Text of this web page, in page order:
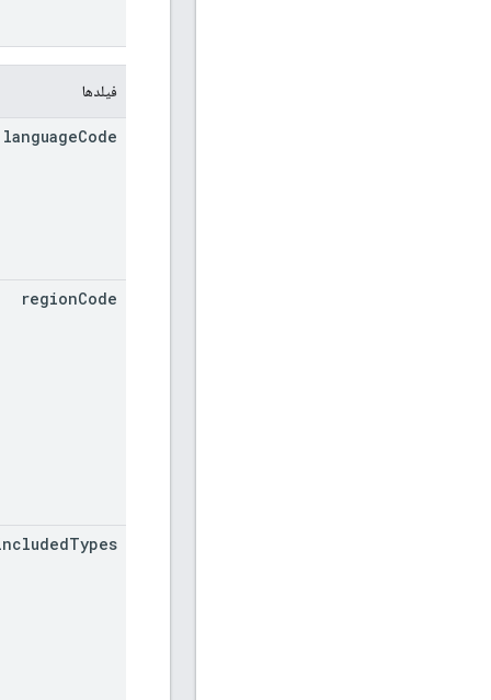
فیلدها
languageCode
regionCode
Types[]